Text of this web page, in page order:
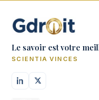
Le savoir est votre
SCIENTIA VINCES